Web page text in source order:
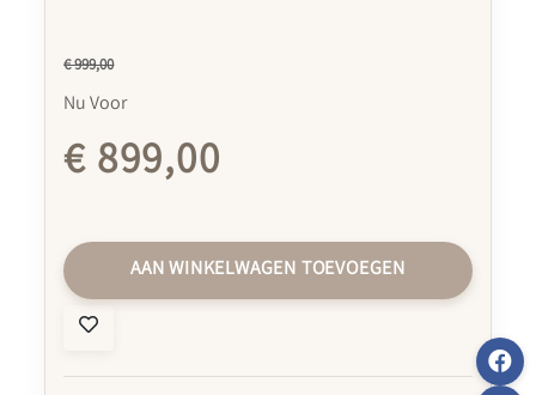
€ 999,00
Nu Voor
€ 899,00
AAN WINKELWAGEN TOEVOEGEN